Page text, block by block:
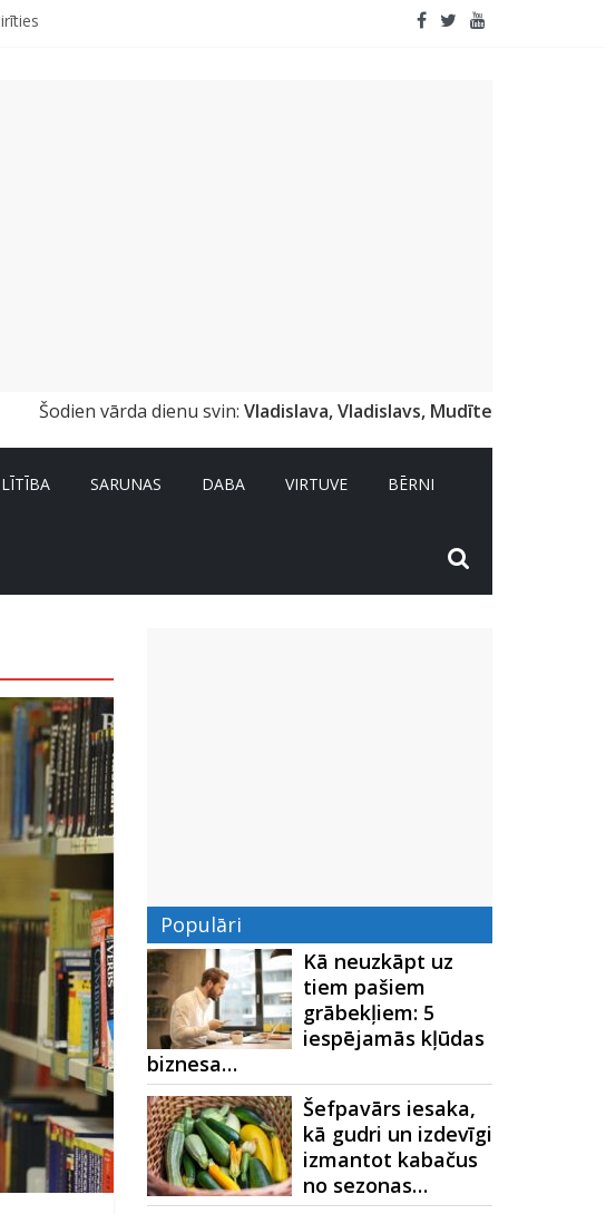
Šodien vārda dienu svin: Vladislava, Vladislavs, Mudīte
SARUNAS DABA VIRTUVE BĒRNI
Populāri
Kā neuzkāpt uz
tiem pašiem
grābekļiem: 5
iespējamās kļūdas
biznesa…
Šefpavārs iesaka,
kā gudri un izdevīgi
izmantot kabačus
no sezonas…